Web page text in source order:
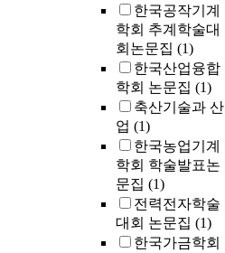
한국공작기계
학회 추계학술대
회논문집 (1)
한국산업융합
학회 논문집 (1)
축산기술과 산
업 (1)
한국농업기계
학회 학술발표논
문집 (1)
전력전자학술
대회 논문집 (1)
한국가금학회